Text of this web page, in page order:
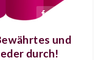
und
durch!